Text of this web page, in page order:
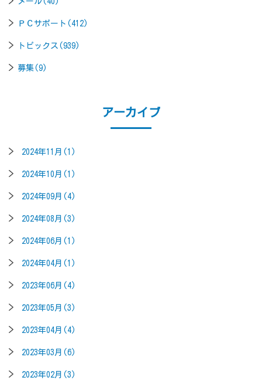
ＰＣサポート(412)
トピックス(939)
募集(9)
アーカイブ
2024年11月(1)
2024年10月(1)
2024年09月(4)
2024年08月(3)
2024年06月(1)
2024年04月(1)
2023年06月(4)
2023年05月(3)
2023年04月(4)
2023年03月(6)
2023年02月(3)